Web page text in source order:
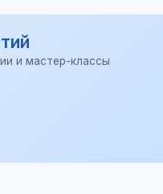
и мастер-классы